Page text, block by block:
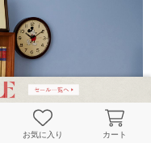
お気に入り カート